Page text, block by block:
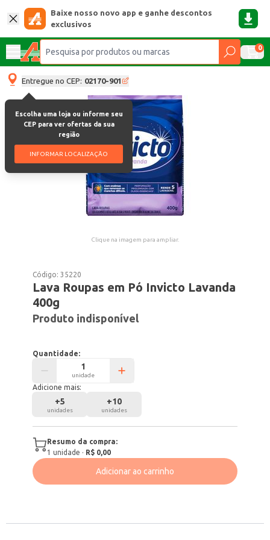
Baixe nosso novo app e ganhe descontos
exclusivos
0
Entregue no CEP: 02170-901
Escolha uma loja ou informe seu
CEP para ver ofertas da sua
região
INFORMAR LOCALIZAÇÃO
Clique na imagem para ampliar.
Código:35220
Lava Roupas em Pó Invicto Lavanda
400g
Produto indisponível
Quantidade:
unidade
Adicione mais:
+5
unidades
+10
unidades
Resumo da compra:
1 unidade · R$ 0,00
Adicionar ao carrinho